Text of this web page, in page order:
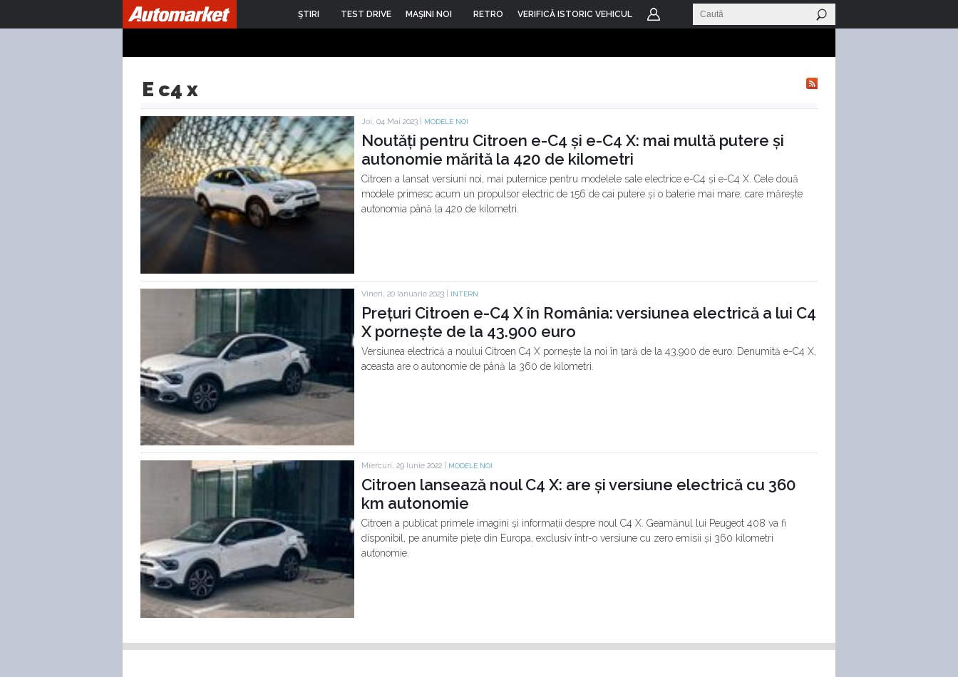
ŞTIRI TEST DRIVE MAŞINI NOI RETRO VERIFICĂ ISTORIC VEHICUL
E c4 x
Joi, 04 Mai 2023 | MODELE NOI
Noutăți pentru Citroen e-C4 și e-C4 X: mai multă putere și
autonomie mărită la 420 de kilometri
Citroen a lansat versiuni noi, mai puternice pentru modelele sale electrice e-C4 și e-C4 X. Cele două
modele primesc acum un propulsor electric de 156 de cai putere și o baterie mai mare, care mărește
autonomia până la 420 de kilometri.
Vineri, 20 Ianuarie 2023 | INTERN
Prețuri Citroen e-C4 X în România: versiunea electrică a lui C4
X pornește de la 43.900 euro
Versiunea electrică a noului Citroen C4 X pornește la noi în țară de la 43.900 de euro. Denumită e-C4 X,
aceasta are o autonomie de până la 360 de kilometri.
Miercuri, 29 Iunie 2022 | MODELE NOI
Citroen lansează noul C4 X: are și versiune electrică cu 360
km autonomie
Citroen a publicat primele imagini și informații despre noul C4 X. Geamănul lui Peugeot 408 va fi
disponibil, pe anumite piețe din Europa, exclusiv într-o versiune cu zero emisii și 360 kilometri
autonomie.